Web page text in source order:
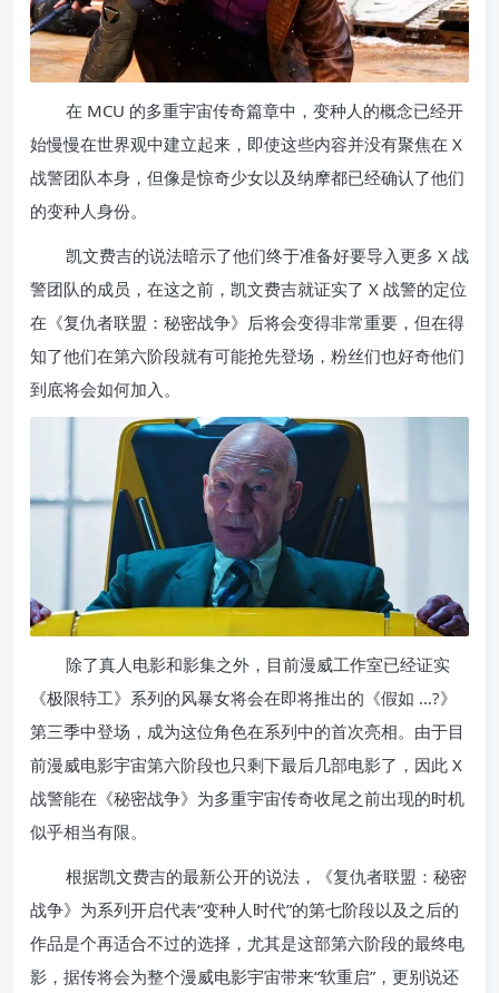
在 MCU 的多重宇宙传奇篇章中，变种人的概念已经开
始慢慢在世界观中建立起来，即使这些内容并没有聚焦在 X
战警团队本身，但像是惊奇少女以及纳摩都已经确认了他们
的变种人身份。
凯文费吉的说法暗示了他们终于准备好要导入更多 X 战
警团队的成员，在这之前，凯文费吉就证实了 X 战警的定位
在《复仇者联盟：秘密战争》后将会变得非常重要，但在得
知了他们在第六阶段就有可能抢先登场，粉丝们也好奇他们
到底将会如何加入。
除了真人电影和影集之外，目前漫威工作室已经证实
《极限特工》系列的风暴女将会在即将推出的《假如 …?》
第三季中登场，成为这位角色在系列中的首次亮相。由于目
前漫威电影宇宙第六阶段也只剩下最后几部电影了，因此 X
战警能在《秘密战争》为多重宇宙传奇收尾之前出现的时机
似乎相当有限。
根据凯文费吉的最新公开的说法，《复仇者联盟：秘密
战争》为系列开启代表“变种人时代”的第七阶段以及之后的
作品是个再适合不过的选择，尤其是这部第六阶段的最终电
影，据传将会为整个漫威电影宇宙带来“软重启”，更别说还